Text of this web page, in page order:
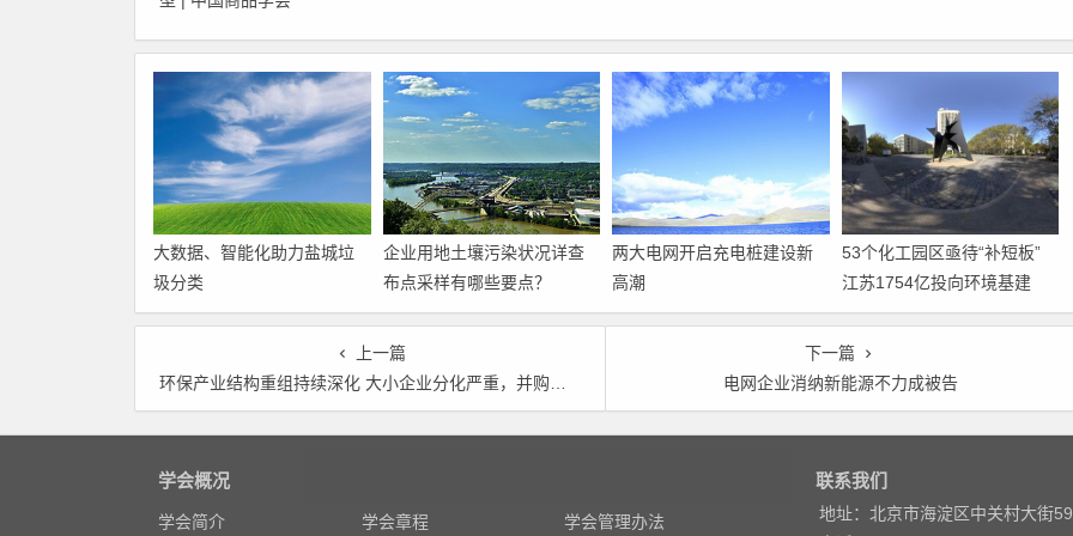
大数据、智能化助力盐城垃
圾分类
企业用地土壤污染状况详查
布点采样有哪些要点？
两大电网开启充电桩建设新
高潮
53个化工园区亟待“补短板”
江苏1754亿投向环境基建
上一篇
环保产业结构重组持续深化 大小企业分化严重，并购重组浪潮到来，从扩张式增长向内涵式增长转型
下一篇
电网企业消纳新能源不力成被告
学会概况
学会简介 学会章程 学会管理办法
联系我们
地址：北京市海淀区中关村大街